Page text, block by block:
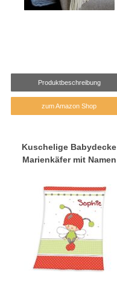
Produktbeschreibung
zum Amazon Shop
Kuschelige Babydecke
Marienkäfer mit Namen